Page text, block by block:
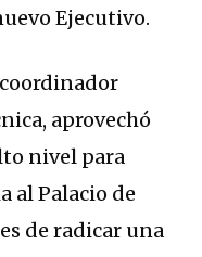
Ejecutivo.
aprovechó
nivel para
al Palacio de
de radicar una